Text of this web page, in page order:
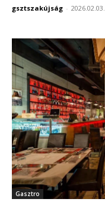
gsztszakújság - 2026.02.03.
Gasztro